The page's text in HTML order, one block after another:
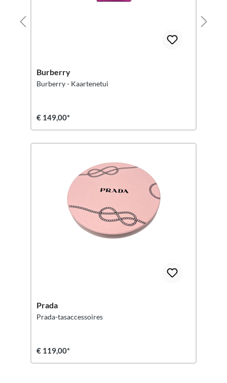
Burberry
Burberry - Kaartenetui
€ 149,00*
Prada
Prada-tasaccessoires
€ 119,00*